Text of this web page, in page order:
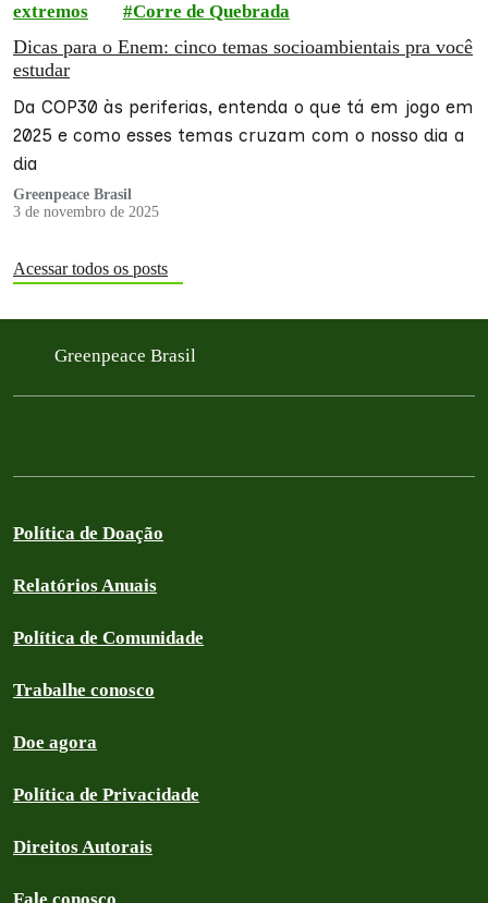
extremos
Corre de Quebrada
Dicas para o Enem: cinco temas socioambientais pra você
estudar
Da COP30 às periferias, entenda o que tá em jogo em
2025 e como esses temas cruzam com o nosso dia a
dia
Greenpeace Brasil
3 de novembro de 2025
Acessar todos os posts
Greenpeace Brasil
Política de Doação
Relatórios Anuais
Política de Comunidade
Trabalhe conosco
Doe agora
Política de Privacidade
Direitos Autorais